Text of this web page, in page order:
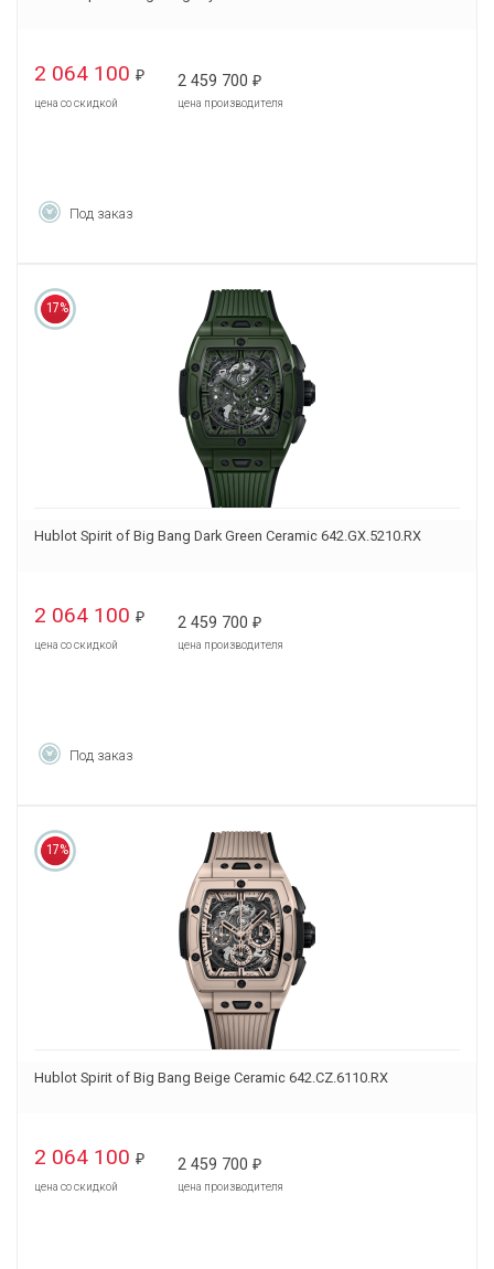
2 064 100 ₽
цена со скидкой
2 459 700 ₽
цена производителя
Под заказ
17%
Hublot Spirit of Big Bang Dark Green Ceramic 642.GX.5210.RX
2 064 100 ₽
цена со скидкой
2 459 700 ₽
цена производителя
Под заказ
17%
Hublot Spirit of Big Bang Beige Ceramic 642.CZ.6110.RX
2 064 100 ₽
цена со скидкой
2 459 700 ₽
цена производителя